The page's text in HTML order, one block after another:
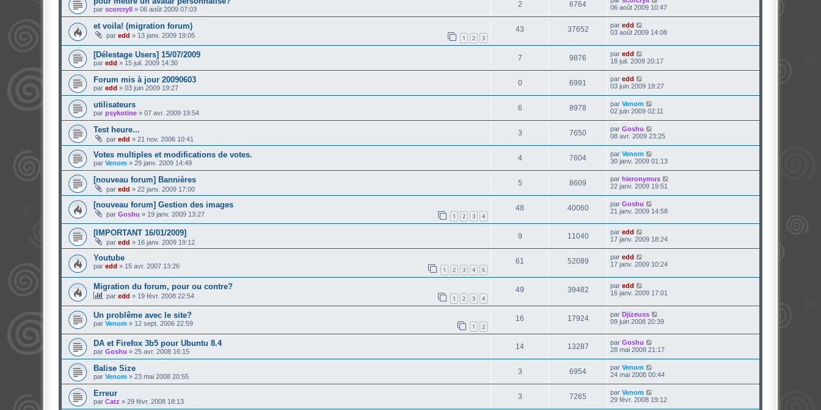
par scorcryll » 06 août 2009 07:03
2 6764
06 août 2009 10:47
et voila! (migration forum)
par edd » 13 janv. 2009 19:05 1 2 3
43 37652 par edd
03 août 2009 14:08
[Délestage Users] 15/07/2009
par edd » 15 juil. 2009 14:30
7 9876 par edd
18 juil. 2009 20:17
Forum mis à jour 20090603
par edd » 03 juin 2009 19:27
0 6991 par edd
03 juin 2009 19:27
utilisateurs
par psykotine » 07 avr. 2009 19:54
6 8978 par Venom
02 juin 2009 02:11
Test heure...
par edd » 21 nov. 2006 10:41
3 7650 par Goshu
08 avr. 2009 23:25
Votes multiples et modifications de votes.
par Venom » 29 janv. 2009 14:49
4 7604 par Venom
30 janv. 2009 01:13
[nouveau forum] Bannières
par edd » 22 janv. 2009 17:00
5 8609 par hieronymus
22 janv. 2009 19:51
[nouveau forum] Gestion des images
par Goshu » 19 janv. 2009 13:27 1 2 3 4
48 40060 par Goshu
21 janv. 2009 14:58
[IMPORTANT 16/01/2009]
par edd » 16 janv. 2009 19:12
9 11040 par edd
17 janv. 2009 18:24
Youtube
par edd » 15 avr. 2007 13:26 1 2 3 4 5
61 52089 par edd
17 janv. 2009 10:24
Migration du forum, pour ou contre?
par edd » 19 févr. 2008 22:54 1 2 3 4
49 39482 par edd
16 janv. 2009 17:01
Un problême avec le site?
par Venom » 12 sept. 2006 22:59 1 2
16 17924 par Djizeuss
09 juin 2008 20:39
DA et Firefox 3b5 pour Ubuntu 8.4
par Goshu » 25 avr. 2008 16:15
14 13287 par Goshu
28 mai 2008 21:17
Balise Size
par Venom » 23 mai 2008 20:55
3 6954 par Venom
24 mai 2008 00:44
Erreur
par Catz » 29 févr. 2008 18:13
3 7265 par Venom
29 févr. 2008 19:12